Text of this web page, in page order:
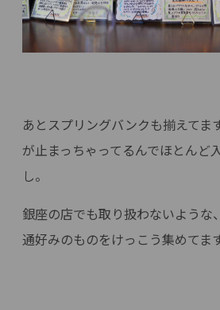
あとスプリングバンクも揃えてま
が止まっちゃってるんでほとんど
し。
銀座の店でも取り扱わないような
通好みのものをけっこう集めてま